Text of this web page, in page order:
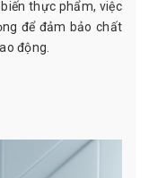
thực phẩm, việc
để đảm bảo chất
động.